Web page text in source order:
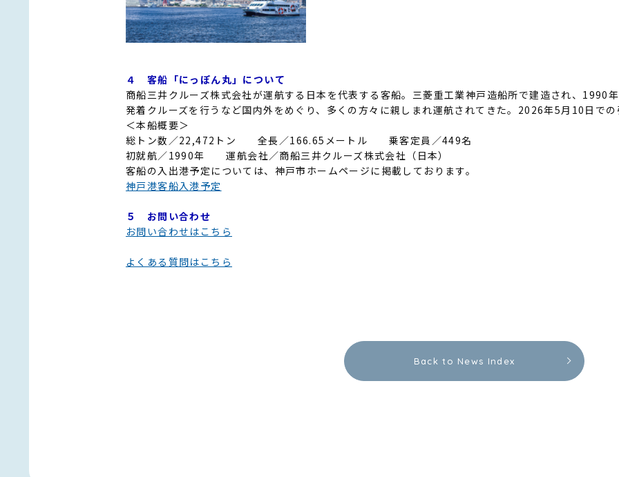
４ 客船「にっぽん丸」について
商船三井クルーズ株式会社が運航する日本を代表する客船。三菱重工業神戸造船所で建造され、1990
発着クルーズを行うなど国内外をめぐり、多くの方々に親しまれ運航されてきた。2026年5月10日での
＜本船概要＞
総トン数／22,472トン 全長／166.65メートル 乗客定員／449名
初就航／1990年 運航会社／商船三井クルーズ株式会社（日本）
客船の入出港予定については、神戸市ホームページに掲載しております。
神戸港客船入港予定
５ お問い合わせ
お問い合わせはこちら
よくある質問はこちら
Back to News Index